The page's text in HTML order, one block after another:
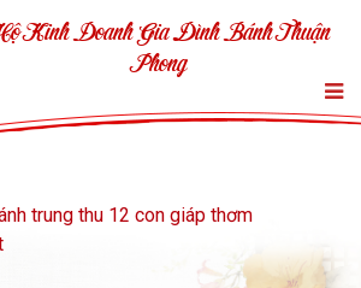
Kinh Doanh Gia Đình Bánh Thuận
Phong
trung thu 12 con giáp thơm